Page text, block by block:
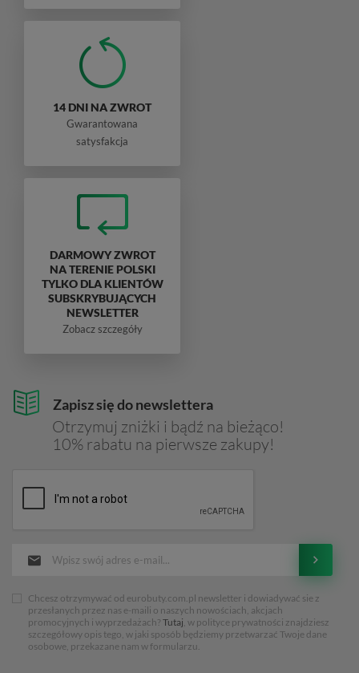
Zapisz się do newslettera
Otrzymuj zniżki i bądź na bieżąco!
10% rabatu na pierwsze zakupy!
Chcesz otrzymywać od eurobuty.com.pl newsletter i dowiadywać sie z
przesłanych przez nas e-maili o naszych nowościach, akcjach
promocyjnych i wyprzedażach? Tutaj, w polityce prywatności znajdziesz
szczegółowy opis tego, w jaki sposób będziemy przetwarzać Twoje dane
osobowe, przekazane nam w formularzu.
14 DNI NA ZWROT
Gwarantowana
satysfakcja
DARMOWY ZWROT
NA TERENIE POLSKI
TYLKO DLA KLIENTÓW
SUBSKRYBUJĄCYCH
NEWSLETTER
Zobacz szczegóły